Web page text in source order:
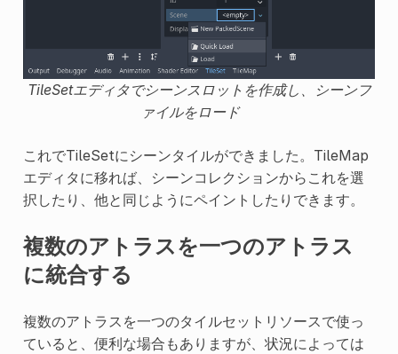
TileSetエディタでシーンスロットを作成し、シーンフ
ァイルをロード
これでTileSetにシーンタイルができました。TileMap
エディタに移れば、シーンコレクションからこれを選
択したり、他と同じようにペイントしたりできます。
複数のアトラスを一つのアトラス
に統合する
複数のアトラスを一つのタイルセットリソースで使っ
ていると、便利な場合もありますが、状況によっては